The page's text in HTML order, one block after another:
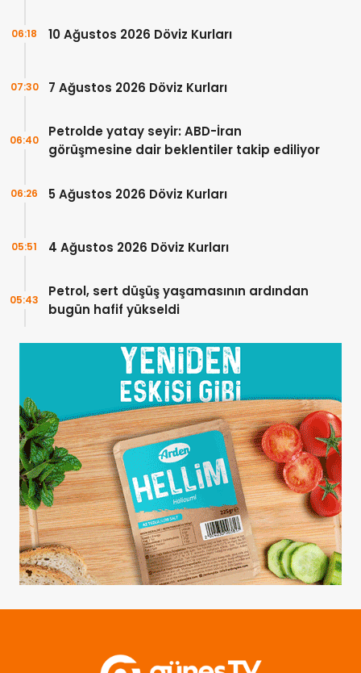
10 Ağustos 2026 Döviz Kurları
06:18
7 Ağustos 2026 Döviz Kurları
07:30
Petrolde yatay seyir: ABD-İran
görüşmesine dair beklentiler takip ediliyor
06:40
5 Ağustos 2026 Döviz Kurları
06:26
4 Ağustos 2026 Döviz Kurları
05:51
Petrol, sert düşüş yaşamasının ardından
bugün hafif yükseldi
05:43